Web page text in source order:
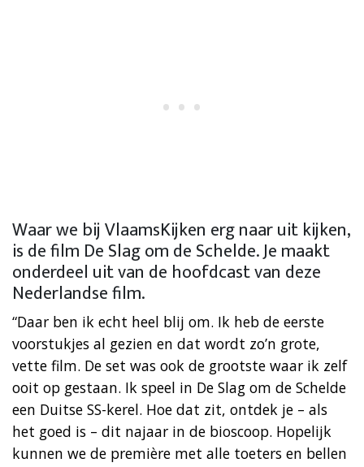
Waar we bij VlaamsKijken erg naar uit kijken,
is de film De Slag om de Schelde. Je maakt
onderdeel uit van de hoofdcast van deze
Nederlandse film.
“Daar ben ik echt heel blij om. Ik heb de eerste
voorstukjes al gezien en dat wordt zo’n grote,
vette film. De set was ook de grootste waar ik zelf
ooit op gestaan. Ik speel in De Slag om de Schelde
een Duitse SS-kerel. Hoe dat zit, ontdek je – als
het goed is – dit najaar in de bioscoop. Hopelijk
kunnen we de première met alle toeters en bellen